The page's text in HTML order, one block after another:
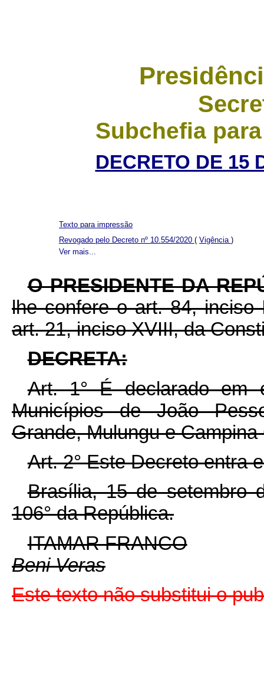
Subchefia
DECRETO DE 15
Ver mais...
Texto para impressão
Revogado pelo Decreto nº 10.554/2020 ( Vigência )
O PRESIDENTE DA
lhe confere o art. 84,
art. 21, inciso XVIII, da
DECRETA:
Art. 1° É declarado em
Municípios de João
Grande, Mulungu e
Art. 2° Este Decreto entra
Brasília, 15 de setembro
106° da República.
ITAMAR FRANCO
Beni Veras
Este texto não substitui o